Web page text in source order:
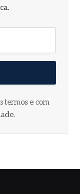
termos e com
.